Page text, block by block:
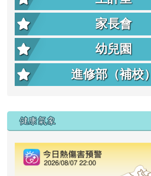
家長會
幼兒園
進修部（補校）
右邊區域內容
健康氣象